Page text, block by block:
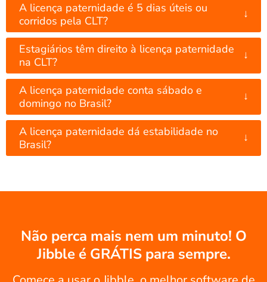
A licença paternidade é 5 dias úteis ou
corridos pela CLT?
↓
Estagiários têm direito à licença paternidade
na CLT?
↓
A licença paternidade conta sábado e
domingo no Brasil?
↓
A licença paternidade dá estabilidade no
Brasil?
↓
Não perca mais nem um minuto! O
Jibble é GRÁTIS para sempre.